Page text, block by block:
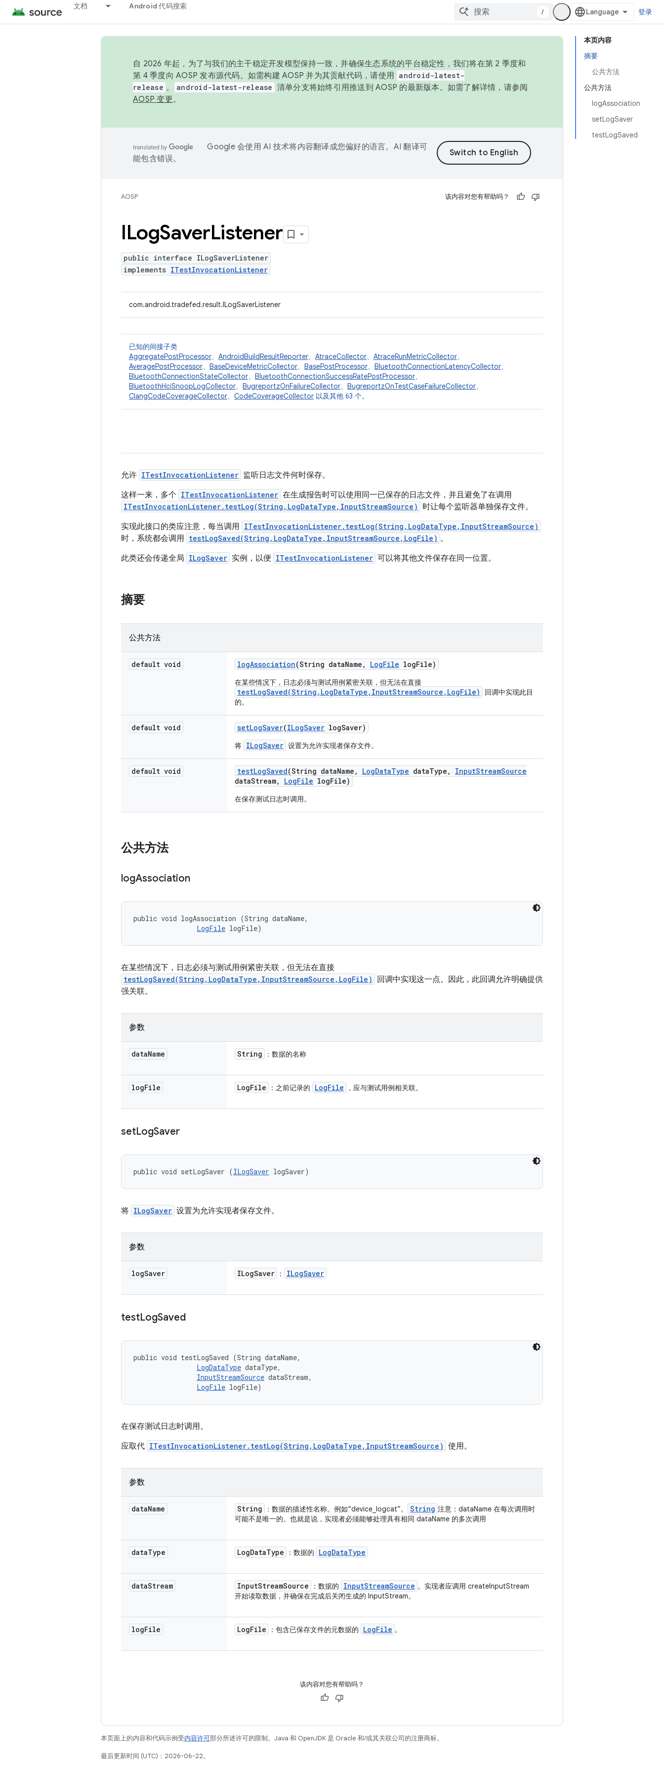
文档 Android 代码搜索
/ 登录
本页内容
摘要
公共方法
公共方法
logAssociation
setLogSaver
testLogSaved
自 2026 年起，为了与我们的主干稳定开发模型保持一致，并确保生态系统的平台稳定性，我们将在第 2 季度和
第 4 季度向 AOSP 发布源代码。如需构建 AOSP 并为其贡献代码，请使用 android-latest-
release 。 android-latest-release 清单分支将始终引用推送到 AOSP 的最新版本。如需了解详情，请参阅
AOSP 变更。
Google 会使用 AI 技术将内容翻译成您偏好的语言。AI 翻译可
能包含错误。
AOSP 该内容对您有帮助吗？
ILogSaverListener
public interface ILogSaverListener
implements ITestInvocationListener
com.android.tradefed.result.ILogSaverListener
已知的间接子类
AggregatePostProcessor、 AndroidBuildResultReporter、 AtraceCollector、 AtraceRunMetricCollector、
AveragePostProcessor、 BaseDeviceMetricCollector、 BasePostProcessor、 BluetoothConnectionLatencyCollector、
BluetoothConnectionStateCollector、 BluetoothConnectionSuccessRatePostProcessor、
BluetoothHciSnoopLogCollector、 BugreportzOnFailureCollector、 BugreportzOnTestCaseFailureCollector、
ClangCodeCoverageCollector、 CodeCoverageCollector 以及其他 63 个。
允许 ITestInvocationListener 监听日志文件何时保存。
这样一来，多个 ITestInvocationListener 在生成报告时可以使用同一已保存的日志文件，并且避免了在调用
ITestInvocationListener.testLog(String,LogDataType,InputStreamSource)
时让每个监听器单独保存文件。
实现此接口的类应注意，每当调用 ITestInvocationListener.testLog(String,LogDataType,InputStreamSource)
时，系统都会调用 testLogSaved(String,LogDataType,InputStreamSource,LogFile) 。
此类还会传递全局 ILogSaver 实例，以便 ITestInvocationListener 可以将其他文件保存在同一位置。
摘要
公共方法
default void logAssociation(String dataName , LogFile logFile)
在某些情况下，日志必须与测试用例紧密关联，但无法在直接
testLogSaved(String,LogDataType,InputStreamSource,LogFile)
回调中实现此目
的。
default void setLogSaver(ILogSaver logSaver)
将 ILogSaver 设置为允许实现者保存文件。
default void testLogSaved(String dataName , LogDataType dataType , InputStreamSource
dataStream, LogFile logFile)
在保存测试日志时调用。
公共方法
logAssociation
public void logAssociation (String dataName,
LogFile logFile)
在某些情况下，日志必须与测试用例紧密关联，但无法在直接
testLogSaved(String,LogDataType,InputStreamSource,LogFile)
回调中实现这一点。因此，此回调允许明确提供
强关联。
参数
dataName String ：数据的名称
logFile LogFile ：之前记录的 LogFile ，应与测试用例相关联。
setLogSaver
public void setLogSaver (ILogSaver logSaver)
将 ILogSaver 设置为允许实现者保存文件。
参数
logSaver ILogSaver ： ILogSaver
testLogSaved
public void testLogSaved (String dataName,
LogDataType dataType,
InputStreamSource dataStream,
LogFile logFile)
在保存测试日志时调用。
应取代 ITestInvocationListener.testLog(String,LogDataType,InputStreamSource) 使用。
参数
dataName String ：数据的描述性名称。例如“device_logcat”。 String 注意：dataName 在每次调用时
可能不是唯一的。也就是说，实现者必须能够处理具有相同 dataName 的多次调用
dataType LogDataType ：数据的 LogDataType
dataStream InputStreamSource ：数据的 InputStreamSource 。实现者应调用 createInputStream
开始读取数据，并确保在完成后关闭生成的 InputStream。
logFile LogFile ：包含已保存文件的元数据的 LogFile 。
该内容对您有帮助吗？
本页面上的内容和代码示例受内容许可部分所述许可的限制。Java 和 OpenJDK 是 Oracle 和/或其关联公司的注册商标。
最后更新时间 (UTC)：2026-06-22。